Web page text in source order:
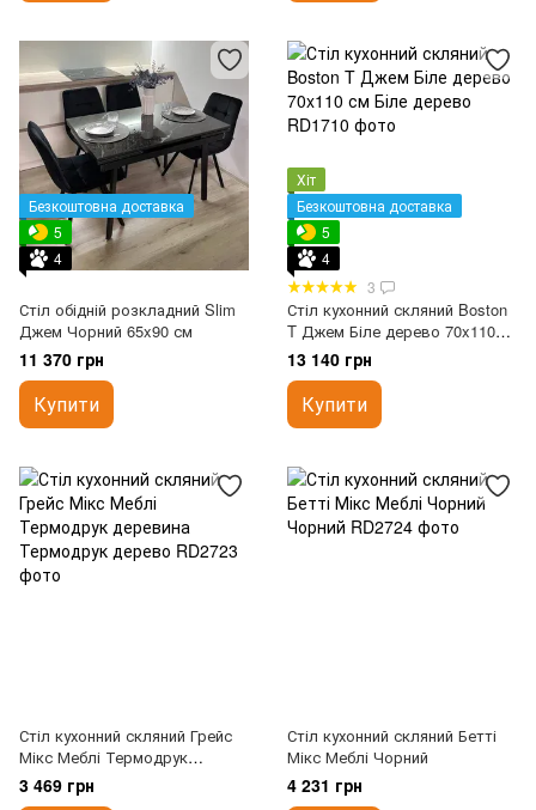
Безкоштовна доставка
5
4
Стіл обідній розкладний Slim
Джем Чорний 65x90 см
11 370 грн
Купити
Хіт
Безкоштовна доставка
5
4
3
Стіл кухонний скляний Boston
T Джем Біле дерево 70x110
см
13 140 грн
Купити
Стіл кухонний скляний Грейс
Мікс Меблі Термодрук
деревина
3 469 грн
Стіл кухонний скляний Бетті
Мікс Меблі Чорний
4 231 грн